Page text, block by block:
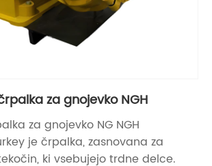
za gnojevko NGH
za gnojevko NG NGH
je črpalka, zasnovana za
ki vsebujejo trdne delce.